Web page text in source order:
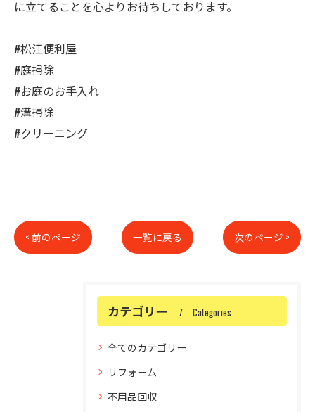
に立てることを心よりお待ちしております。
#松江便利屋
#庭掃除
#お庭のお手入れ
#溝掃除
#クリーニング
< 前のページ 一覧に戻る 次のページ >
カテゴリー Categories
全てのカテゴリー
リフォーム
不用品回収